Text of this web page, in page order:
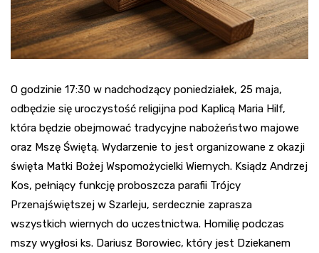
O godzinie 17:30 w nadchodzący poniedziałek, 25 maja,
odbędzie się uroczystość religijna pod Kaplicą Maria Hilf,
która będzie obejmować tradycyjne nabożeństwo majowe
oraz Mszę Świętą. Wydarzenie to jest organizowane z okazji
święta Matki Bożej Wspomożycielki Wiernych. Ksiądz Andrzej
Kos, pełniący funkcję proboszcza parafii Trójcy
Przenajświętszej w Szarleju, serdecznie zaprasza
wszystkich wiernych do uczestnictwa. Homilię podczas
mszy wygłosi ks. Dariusz Borowiec, który jest Dziekanem